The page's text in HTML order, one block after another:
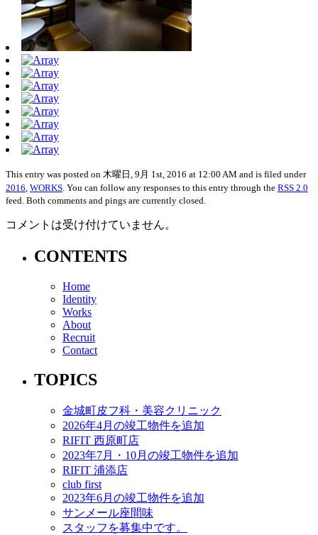
This entry was posted on 木曜日, 9月 1st, 2016 at 12:00 AM and is filed under
2016 WORKS . You can follow any responses to this entry through the RSS 2.0
feed. Both comments and pings are currently closed.
コメントは受け付けていません。
CONTENTS
Home
Identity
Works
About
Recruit
Contact
TOPICS
金城町皮フ科・美容クリニック
2026年4月の竣工物件を追加
RIFIT 西原町店
2023年7月・10月の竣工物件を追加
RIFIT 浦添店
club first
2023年6月の竣工物件を追加
サンメール座間味
スタッフを募集中です。